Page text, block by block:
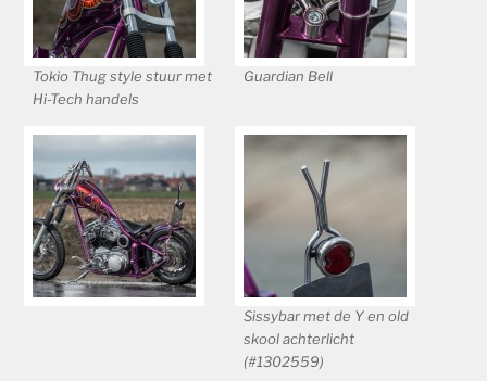
Tokio Thug style stuur met
Hi-Tech handels
Guardian Bell
Sissybar met de Y en old
skool achterlicht
(#1302559)